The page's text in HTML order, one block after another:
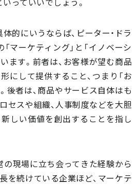
的にいうならば、ピーター・ドラ
マーケティング」と「イノベーシ
ます。前者は、お客様が望む商品
にして提供すること、つまり「お
後者は、商品やサービス自体はも
セスや組織、人事制度などを大胆
しい価値を創出することを指し
現場に立ち会ってきた経験から
を続けている企業ほど、マーケテ